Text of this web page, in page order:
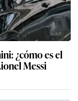
¿cómo es el
Messi